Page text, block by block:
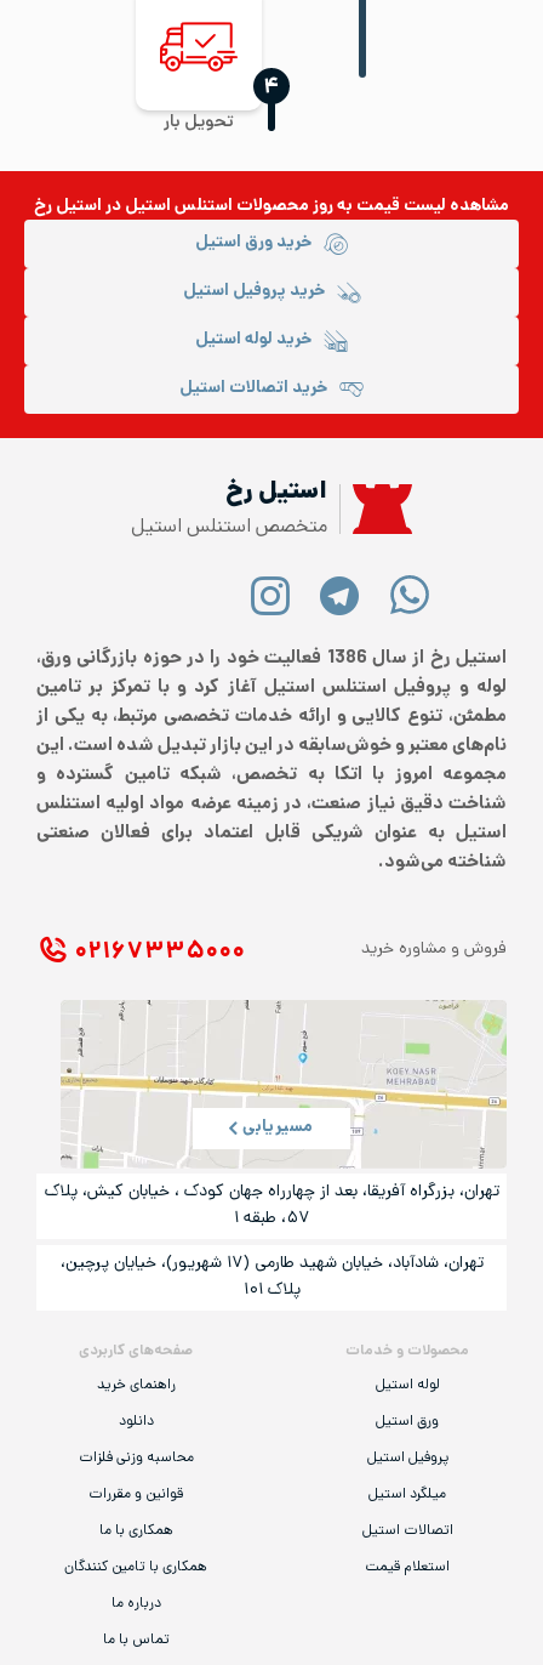
تحویل بار
‍۴
مشاهده لیست قیمت به روزمحصولات استنلس استیلدر استیل رخ
خرید ورق استیل
خرید پروفیل استیل
خرید لوله استیل
خرید اتصالات استیل
استیل رخ
متخصص استنلس استیل
استیل رخ از سال 1386 فعالیت خود را در حوزه بازرگانی ورق،
لوله و پروفیل استنلس استیل آغاز کرد و با تمرکز بر تامین
مطمئن، تنوع کالایی و ارائه خدمات تخصصی مرتبط، به یکی از
نام‌های معتبر و خوش‌سابقه در این بازار تبدیل شده است. این
مجموعه امروز با اتکا به تخصص، شبکه تامین گسترده و
شناخت دقیق نیاز صنعت، در زمینه عرضه مواد اولیه استنلس
استیل به عنوان شریکی قابل اعتماد برای فعالان صنعتی
شناخته می‌شود.
محصولات و خدمات
لوله استیل
ورق استیل
پروفیل استیل
میلگرد استیل
اتصالات استیل
استعلام قیمت
صفحه‌های کاربردی
راهنمای خرید
دانلود
محاسبه وزنی فلزات
قوانین و مقررات
همکاری با ما
همکاری با تامین کنندگان
درباره ما
تماس با ما
فروش و مشاوره خرید ۰۲۱ ۶۷۳۳۵۰۰۰
مسیریابی
تهران، بزرگراه آفریقا، بعد از چهارراه جهان کودک ، خیابان کیش، پلاک
۵۷، طبقه ۱
تهران، شادآباد، خیابان شهید طارمی (۱۷ شهریور)، خیایان پرچین،
پلاک ۱۰۱